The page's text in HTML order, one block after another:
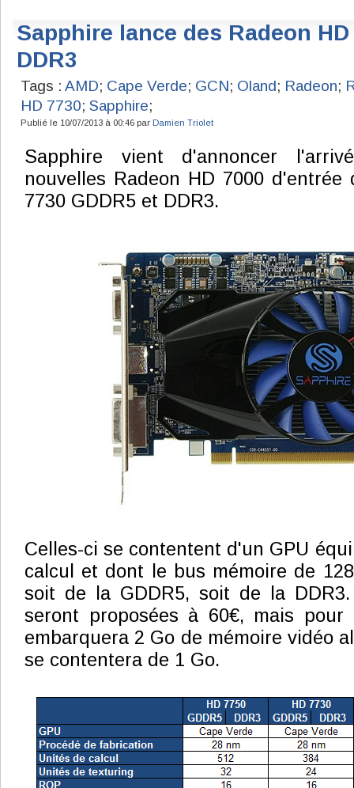
Sapphire lance des Radeon HD
DDR3
Tags : AMD; Cape Verde; GCN; Oland; Radeon;
HD 7730; Sapphire;
Publié le 10/07/2013 à 00:46 par Damien Triolet
Sapphire vient d'annoncer
nouvelles Radeon HD 7000
7730 GDDR5 et DDR3.
Celles-ci se contentent d'un GPU
calcul et dont le bus mémoire de
soit de la GDDR5, soit de la
seront proposées à 60€, mais
embarquera 2 Go de mémoire vidéo
se contentera de 1 Go.